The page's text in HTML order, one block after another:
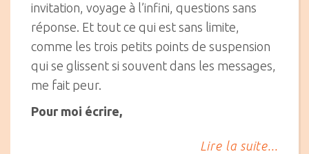
invitation, voyage à l’infini, questions sans
réponse. Et tout ce qui est sans limite,
comme les trois petits points de suspension
qui se glissent si souvent dans les messages,
me fait peur.
Pour moi écrire,
Lire la suite...